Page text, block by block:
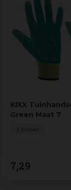
KIXX
Green Maat 7
7,29
3 Maten